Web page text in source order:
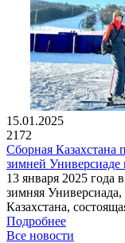
15.01.2025
2172
Сборная
зимней
13 января 2025
зимняя Универсиада,
Казахстана,
Подробнее
Все новости